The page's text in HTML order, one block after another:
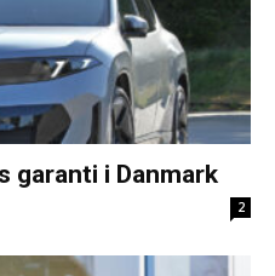
garanti i Danmark
2